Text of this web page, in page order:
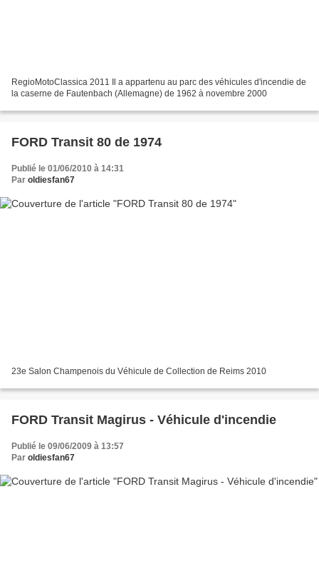
RegioMotoClassica 2011 Il a appartenu au parc des véhicules d'incendie de
la caserne de Fautenbach (Allemagne) de 1962 à novembre 2000
FORD Transit 80 de 1974
Publié le 01/06/2010 à 14:31
Par oldiesfan67
23e Salon Champenois du Véhicule de Collection de Reims 2010
FORD Transit Magirus - Véhicule d'incendie
Publié le 09/06/2009 à 13:57
Par oldiesfan67